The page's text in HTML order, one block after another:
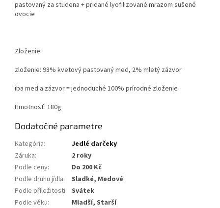
pastovaný za studena + pridané lyofilizované mrazom sušené
ovocie
Zloženie:
zloženie: 98% kvetový pastovaný med, 2% mletý zázvor
iba med a zázvor = jednoduché 100% prírodné zloženie
Hmotnosť: 180g
Dodatočné parametre
Kategória:
Jedlé darčeky
Záruka:
2 roky
Podle ceny:
Do 200 Kč
Podle druhu jídla:
Sladké, Medové
Podle příležitosti: Svátek
Podle věku:
Mladší, Starší